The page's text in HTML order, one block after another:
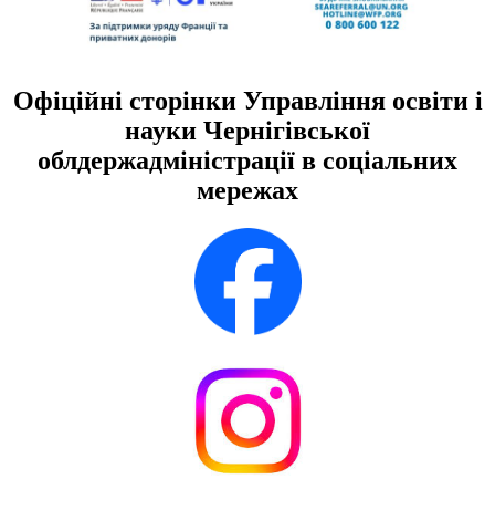
Офіційні сторінки Управління освіти і
науки Чернігівської
облдержадміністрації в соціальних
мережах